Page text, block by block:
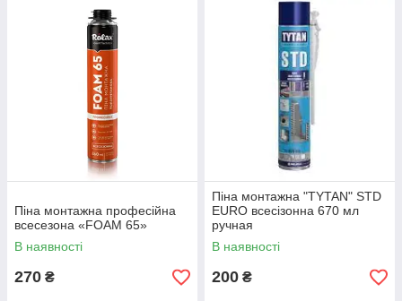
Піна монтажна професійна
всесезона «FOAM 65»
В наявності
270 ₴
Піна монтажна "TYTAN" STD
EURO всесізонна 670 мл
ручная
В наявності
200 ₴